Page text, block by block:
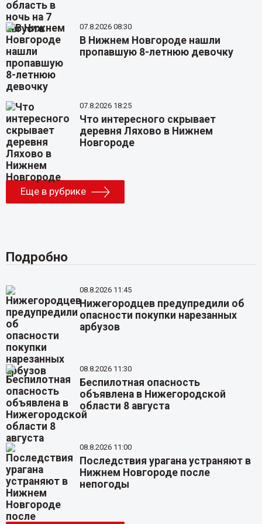
07.8.2026 08:30
В Нижнем Новгороде нашли
пропавшую 8-летнюю девочку
07.8.2026 18:25
Что интересного скрывает
деревня Ляхово в Нижнем
Новгороде
Еще в рубрике
Подробно
08.8.2026 11:45
Нижегородцев предупредили об
опасности покупки нарезанных
арбузов
08.8.2026 11:30
Беспилотная опасность
объявлена в Нижегородской
области 8 августа
08.8.2026 11:00
Последствия урагана устраняют в
Нижнем Новгороде после
непогоды